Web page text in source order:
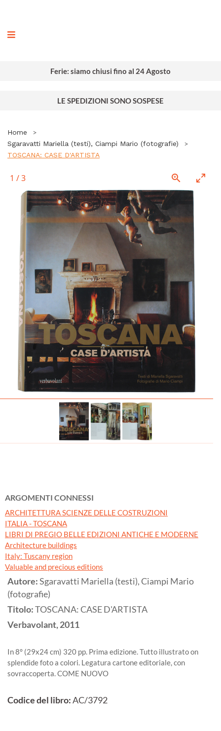
Ferie: siamo chiusi fino al 24 Agosto
LE SPEDIZIONI SONO SOSPESE
Home
Sgaravatti Mariella (testi), Ciampi Mario (fotografie)
TOSCANA: CASE D'ARTISTA
1 /3
ARGOMENTI CONNESSI
ARCHITETTURA SCIENZE DELLE COSTRUZIONI
ITALIA - TOSCANA
LIBRI DI PREGIO BELLE EDIZIONI ANTICHE E MODERNE
Architecture buildings
Italy: Tuscany region
Valuable and precious editions
Autore:Sgaravatti Mariella (testi), Ciampi Mario
(fotografie)
Titolo:TOSCANA: CASE D'ARTISTA
Verbavolant,2011
In 8° (29x24 cm) 320 pp. Prima edizione. Tutto illustrato on
splendide foto a colori. Legatura cartone editoriale, con
sovraccoperta. COME NUOVO
Codice del libro:AC/3792